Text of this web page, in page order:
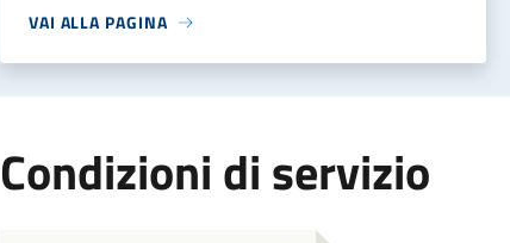
VAI ALLA PAGINA
Condizioni di servizio